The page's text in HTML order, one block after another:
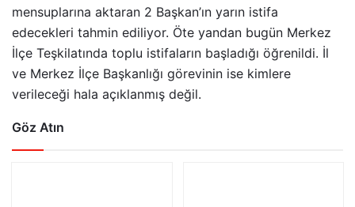
mensuplarına aktaran 2 Başkan’ın yarın istifa
edecekleri tahmin ediliyor. Öte yandan bugün Merkez
İlçe Teşkilatında toplu istifaların başladığı öğrenildi. İl
ve Merkez İlçe Başkanlığı görevinin ise kimlere
verileceği hala açıklanmış değil.
Göz Atın